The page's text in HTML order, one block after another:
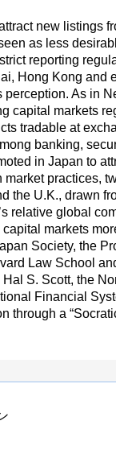
new listings
as less
reporting
Hong Kong and
As in
capital markets
tradable at
banking,
in Japan to
market practices,
the U.K., drawn
relative global
markets
Society, the
Law School
S. Scott, the
Financial
through a